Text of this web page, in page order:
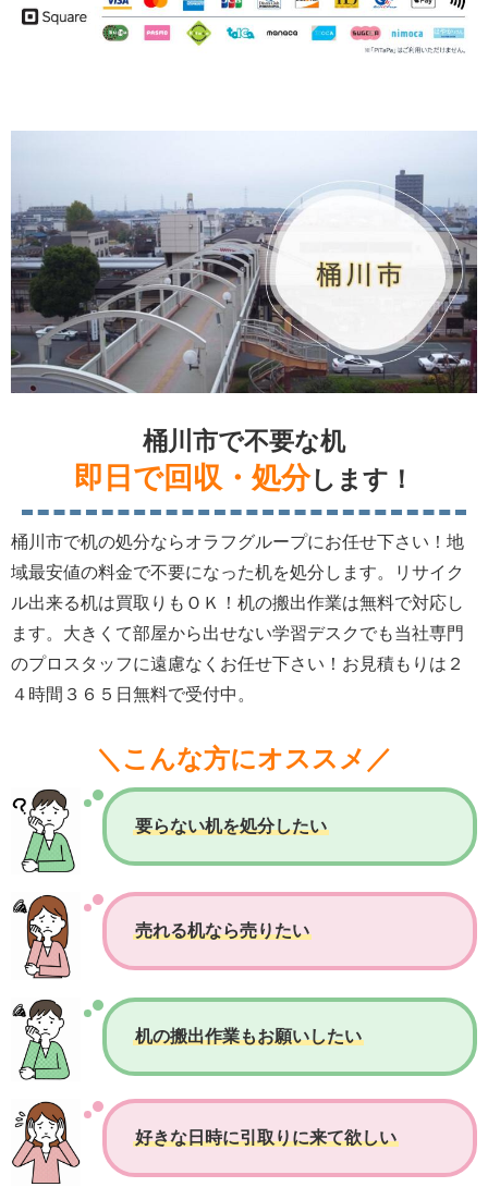
桶川市で不要な机
即日で回収・処分します！
桶川市で机の処分ならオラフグループにお任せ下さい！地
域最安値の料金で不要になった机を処分します。リサイク
ル出来る机は買取りもＯＫ！机の搬出作業は無料で対応し
ます。大きくて部屋から出せない学習デスクでも当社専門
のプロスタッフに遠慮なくお任せ下さい！お見積もりは２
４時間３６５日無料で受付中。
＼こんな方にオススメ／
要らない机を処分したい
売れる机なら売りたい
机の搬出作業もお願いしたい
好きな日時に引取りに来て欲しい